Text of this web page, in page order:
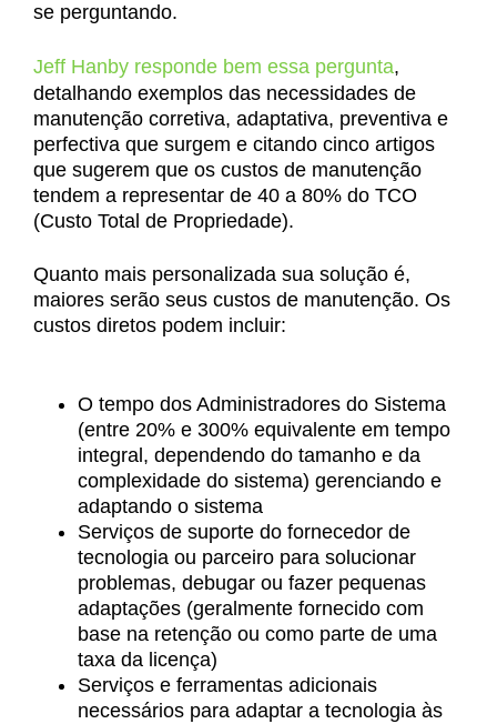
se perguntando.
Jeff Hanby responde bem essa pergunta,
detalhando exemplos das necessidades de
manutenção corretiva, adaptativa, preventiva e
perfectiva que surgem e citando cinco artigos
que sugerem que os custos de manutenção
tendem a representar de 40 a 80% do TCO
(Custo Total de Propriedade).
Quanto mais personalizada sua solução é,
maiores serão seus custos de manutenção. Os
custos diretos podem incluir:
O tempo dos Administradores do Sistema
(entre 20% e 300% equivalente em tempo
integral, dependendo do tamanho e da
complexidade do sistema) gerenciando e
adaptando o sistema
Serviços de suporte do fornecedor de
tecnologia ou parceiro para solucionar
problemas, debugar ou fazer pequenas
adaptações (geralmente fornecido com
base na retenção ou como parte de uma
taxa da licença)
Serviços e ferramentas adicionais
necessários para adaptar a tecnologia às